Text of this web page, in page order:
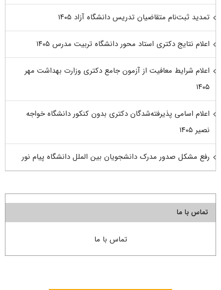
تمدید ثبت‌نام متقاضیان تدریس دانشگاه آزاد ۱۴۰۵
اعلام نتایج دکتری استاد محور دانشگاه تربیت مدرس ۱۴۰۵
اعلام شرایط معافیت از آزمون جامع دکتری وزارت بهداشت مهر
۱۴۰۵
اعلام اسامی پذیرفته‌شدگان دکتری بدون کنکور دانشگاه خواجه
نصیر ۱۴۰۵
رفع مشکل صدور مدرک دانشجویان بین الملل دانشگاه پیام نور
تماس با ما
تماس با ما